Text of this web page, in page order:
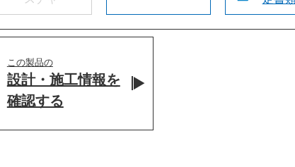
この製品の
設計・施工情報を
確認する